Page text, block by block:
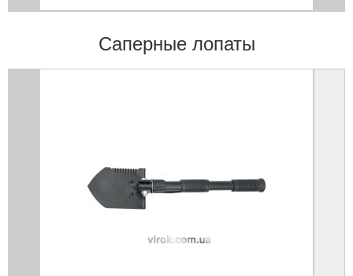
Саперные лопаты